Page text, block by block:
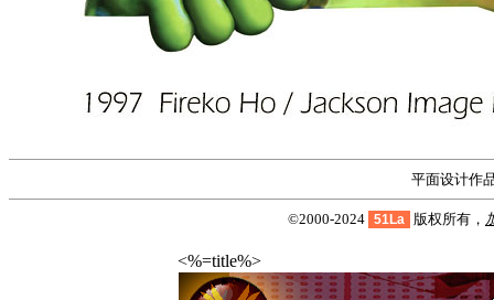
平面设计作
©2000-2024 51La 版权所有，